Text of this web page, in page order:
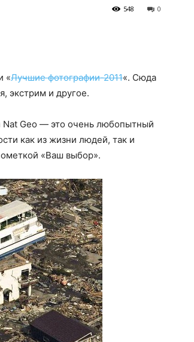
0
548
«Лучшие фотографии-2011«. Сюда
экстрим и другое.
Nat Geo — это очень любопытный
как из жизни людей, так и
«Ваш выбор».